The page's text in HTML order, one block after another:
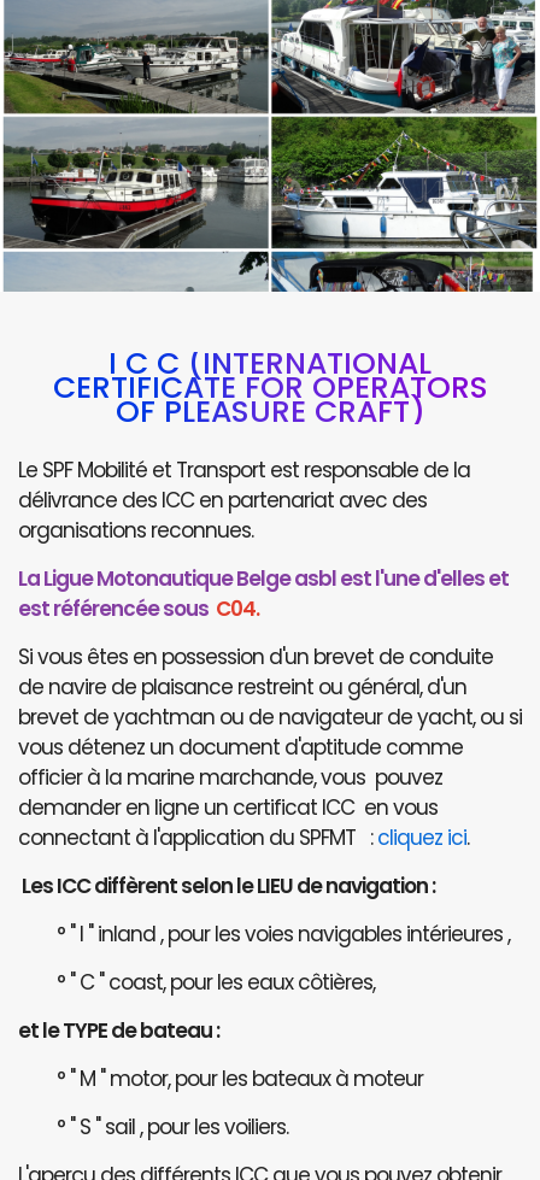
I C C (INTERNATIONAL
CERTIFICATE FOR OPERATORS
OF PLEASURE CRAFT)
Le SPF Mobilité et Transport est responsable de la
délivrance des ICC en partenariat avec des
organisations reconnues.
La Ligue Motonautique Belge asbl est l'une d'elles et
est référencée sous C04.
Si vous êtes en possession d'un brevet de conduite
de navire de plaisance restreint ou général, d'un
brevet de yachtman ou de navigateur de yacht, ou si
vous détenez un document d'aptitude comme
officier à la marine marchande, vous pouvez
demander en ligne un certificat ICC en vous
connectant à l'application du SPFMT :cliquez ici.
Les ICC diffèrent selon le LIEU de navigation :
° " I " inland , pour les voies navigables intérieures ,
° " C " coast, pour les eaux côtières,
et le TYPE de bateau :
° " M " motor, pour les bateaux à moteur
° " S " sail , pour les voiliers.